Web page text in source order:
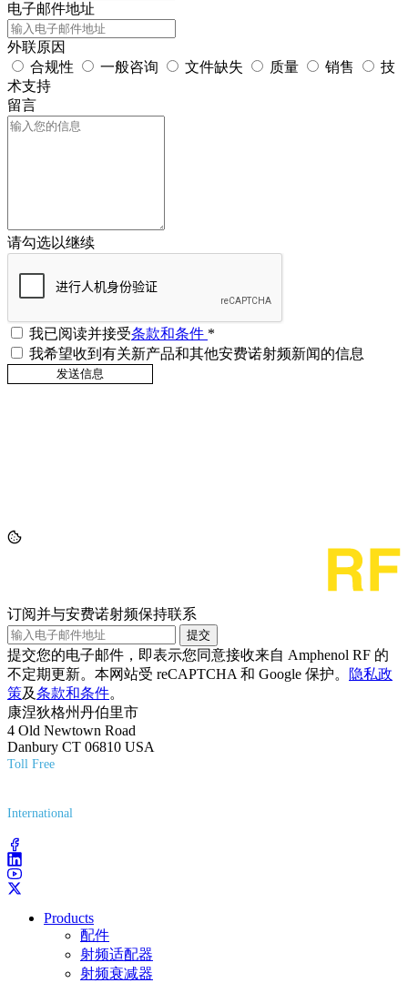
电子邮件地址
外联原因
合规性
一般咨询 文件缺失 质量 销售
技
术支持
留言
请勾选以继续
我已阅读并接受条款和条件 *
我希望收到有关新产品和其他安费诺射频新闻的信息
订阅并与安费诺射频保持联系
提交
提交您的电子邮件，即表示您同意接收来自 Amphenol RF 的
不定期更新。本网站受 reCAPTCHA 和 Google 保护。
隐私政
策及条款和条件。
康涅狄格州丹伯里市
4 Old Newtown Road
Danbury CT 06810 USA
Toll Free
International
Products
配件
射频适配器
射频衰减器